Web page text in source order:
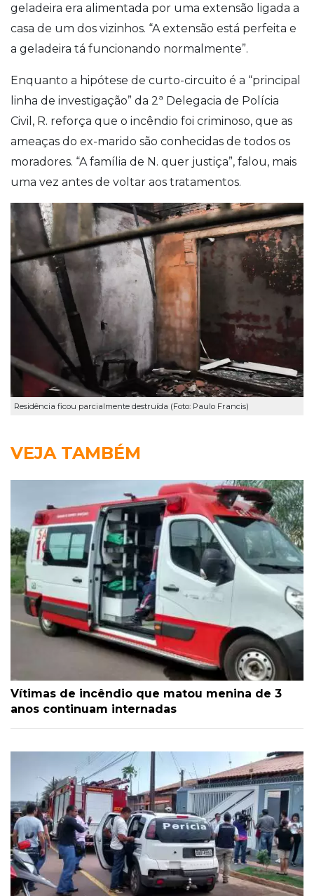
geladeira era alimentada por uma extensão ligada a
casa de um dos vizinhos. “A extensão está perfeita e
a geladeira tá funcionando normalmente”.
Enquanto a hipótese de curto-circuito é a “principal
linha de investigação” da 2ª Delegacia de Polícia
Civil, R. reforça que o incêndio foi criminoso, que as
ameaças do ex-marido são conhecidas de todos os
moradores. “A família de N. quer justiça”, falou, mais
uma vez antes de voltar aos tratamentos.
Residência ficou parcialmente destruída (Foto: Paulo Francis)
VEJA TAMBÉM
Vítimas de incêndio que matou menina de 3
anos continuam internadas